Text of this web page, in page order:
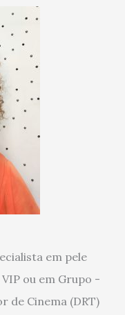
em pele
ou em Grupo -
de Cinema (DRT)